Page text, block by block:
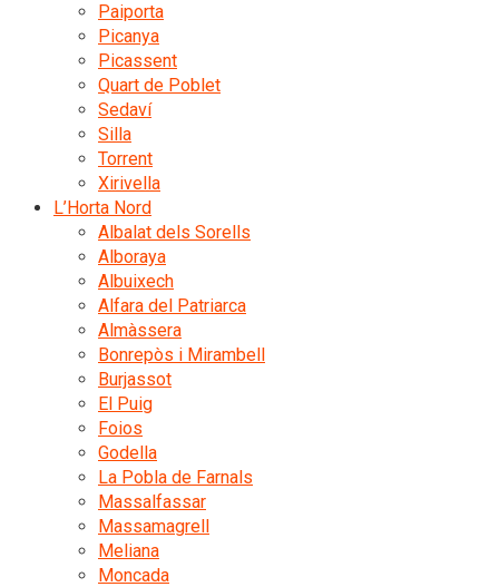
Paiporta
Picanya
Picassent
Quart de Poblet
Sedaví
Silla
Torrent
Xirivella
L’Horta Nord
Albalat dels Sorells
Alboraya
Albuixech
Alfara del Patriarca
Almàssera
Bonrepòs i Mirambell
Burjassot
El Puig
Foios
Godella
La Pobla de Farnals
Massalfassar
Massamagrell
Meliana
Moncada